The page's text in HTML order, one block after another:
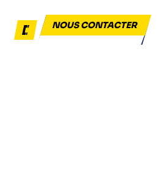
NOUS CONTACTER